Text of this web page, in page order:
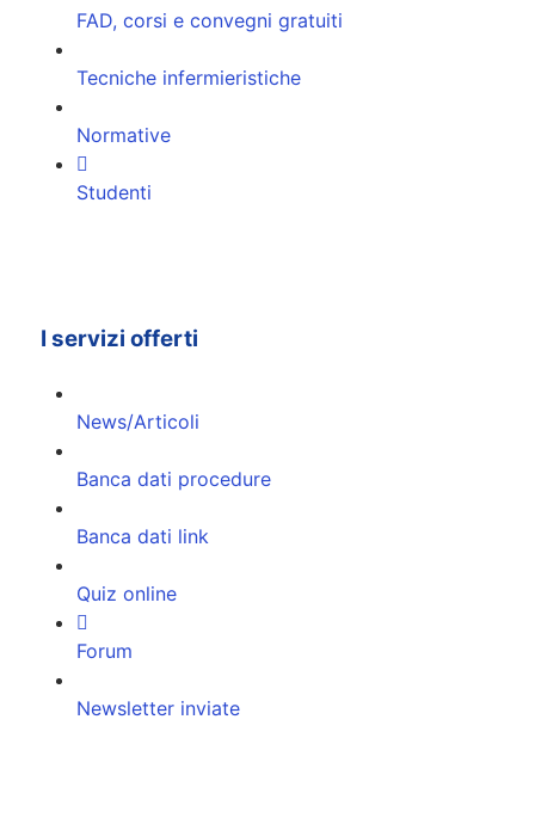
FAD, corsi e convegni gratuiti
Tecniche infermieristiche
Normative
Studenti
I servizi offerti
News/Articoli
Banca dati procedure
Banca dati link
Quiz online
Forum
Newsletter inviate